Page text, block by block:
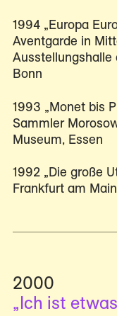
1994 „Europa
Aventgarde in
Ausstellungshalle
Bonn
1993 „Monet bis
Sammler
Museum, Essen
1992 „Die große
Frankfurt am Main
2000
„Ich ist